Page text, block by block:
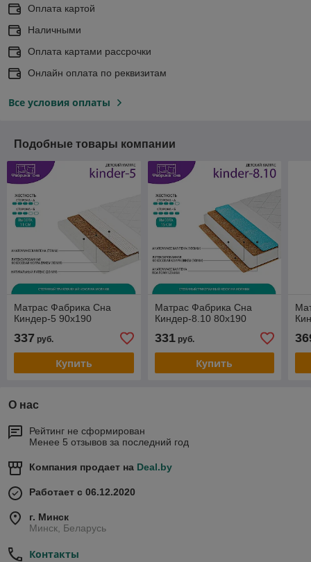
Оплата картой
Наличными
Оплата картами рассрочки
Онлайн оплата по реквизитам
Все условия оплаты
Подобные товары компании
Матрас Фабрика Сна
Киндер-5 90x190
337 руб.
Купить
Матрас Фабрика Сна
Киндер-8.10 80x190
331руб.
Купить
О нас
Рейтинг не сформирован
Менее 5 отзывов за последний год
Компания продает на Deal.by
Работает с 06.12.2020
г. Минск
Минск, Беларусь
Контакты